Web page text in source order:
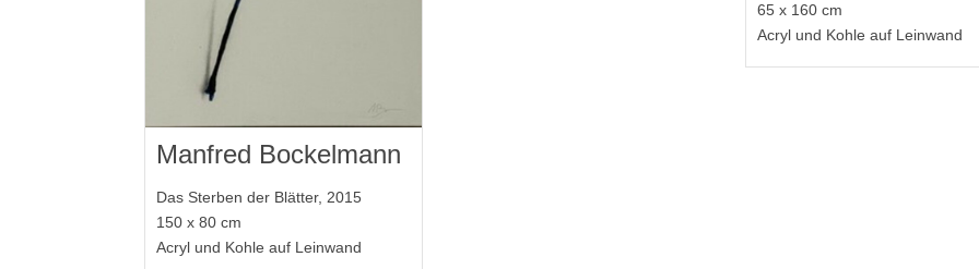
Manfred Bockelmann
Das Sterben der Blätter, 2015
150 x 80 cm
Acryl und Kohle auf Leinwand
65 x 160 cm
Acryl und Kohle auf Leinwand